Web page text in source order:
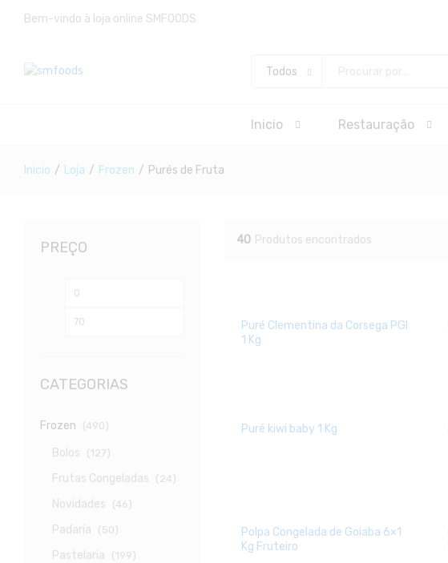
Bem-vindo à loja online SMFOODS
Todos
Inicio Restauração
Inicio / Loja / Frozen / Purés de Fruta
40 Produtos encontrados
Puré Clementina da Corsega PGI
1 Kg
Puré kiwi baby 1 Kg
Polpa Congelada de Goiaba 6×1
Kg Fruteiro
PREÇO
Preço
CATEGORIAS
Frozen (490)
Bolos (127)
Frutas Congeladas (24)
Novidades (46)
Padaria (50)
Pastelaria (199)